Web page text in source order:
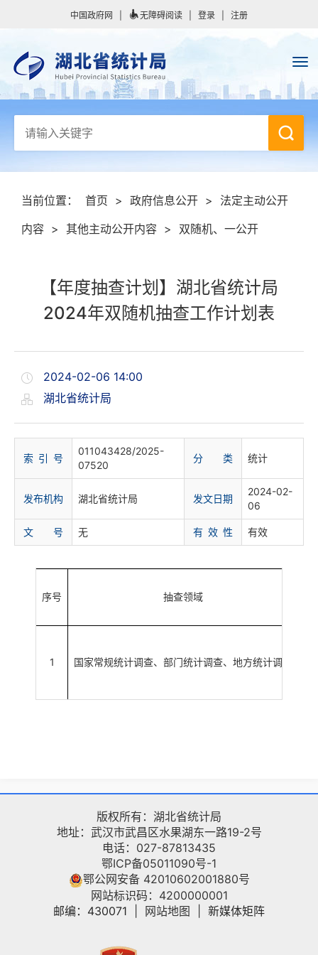
中国政府网 无障碍阅读 登录 注册
当前位置： 首页 > 政府信息公开 >
法定主动公开
内容 > 其他主动公开内容 > 双随机、一公开
【年度抽查计划】湖北省统计局
2024年双随机抽查工作计划表
2024-02-06 14:00
湖北省统计局
索 引 号
011043428/2025-
07520
分 类 统计
发布机构 湖北省统计局 发文日期
2024-02-
06
文 号 无 有 效 性 有效
序号 抽查领域
1 国家常规统计调查、部门统计调查、地方统计调查
版权所有：湖北省统计局
地址：武汉市武昌区水果湖东一路19-2号
电话：027-87813435
鄂ICP备05011090号-1
鄂公网安备 42010602001880号
网站标识码：4200000001
邮编：430071
网站地图 新媒体矩阵